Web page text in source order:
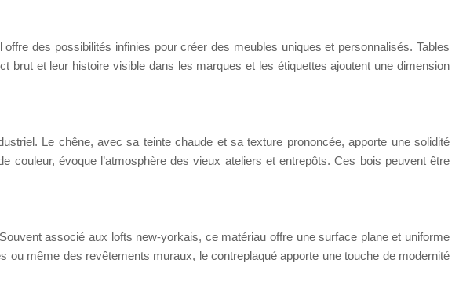
des possibilités infinies pour créer des meubles uniques et personnalisés. Tables
et leur histoire visible dans les marques et les étiquettes ajoutent une dimension
Le chêne, avec sa teinte chaude et sa texture prononcée, apporte une solidité
évoque l’atmosphère des vieux ateliers et entrepôts. Ces bois peuvent être
associé aux lofts new-yorkais, ce matériau offre une surface plane et uniforme
même des revêtements muraux, le contreplaqué apporte une touche de modernité